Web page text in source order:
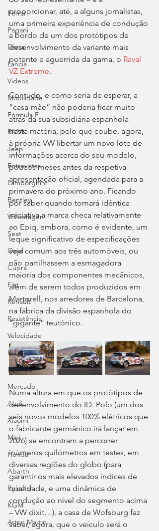
Ferrari
Pagani
Dacia
Lancia
Videos
Mobilidade
Fórmula E
BMW
Jeep
Entrevistas
Lamborghini
Bentley
Volkswagen
Seat
Opel
Cupra
Fiat
Renault
Resistência
Velocidade
Ralis
Fórmula 1
Mercado
Audi
Xiaomi
Mini
Honda
Abarth
Polestar
KGM
Aston Martin
proporcionar, até, a alguns jornalistas,
uma primeira experiência de condução
a bordo de um dos protótipos de
desenvolvimento da variante mais
potente e aguerrida da gama, o Raval
VZ Extreme.
Contudo, e como seria de esperar, a
“casa-mãe” não poderia ficar muito
atrás da sua subsidiária espanhola
nesta matéria, pelo que coube, agora,
à própria VW libertar um novo lote de
informações acerca do seu modelo,
poucos meses antes da respetiva
apresentação oficial, agendada para a
primavera do próximo ano. Ficando
por saber quando tomará idêntica
iniciativa a marca checa relativamente
ao Epiq, embora, como é evidente, um
leque significativo de especificações
seja comum aos três automóveis, ou
não partilhassem a esmagadora
maioria dos componentes mecânicos,
além de serem todos produzidos em
Martorell, nos arredores de Barcelona,
na fábrica da divisão espanhola do
“gigante” teutónico.
Numa altura em que os protótipos de
desenvolvimento do ID. Polo (um dos
seis novos modelos 100% elétricos que
o fabricante germânico irá lançar em
2026) se encontram a percorrer
inúmeros quilómetros em testes, em
diversas regiões do globo (para
garantir os mais elevados índices de
qualidade, e uma dinâmica de
condução ao nível do segmento acima
– VW dixit…), a casa de Wofsburg faz
saber, agora, que o veículo será o